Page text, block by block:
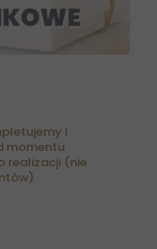
i
momentu
realizacji (nie